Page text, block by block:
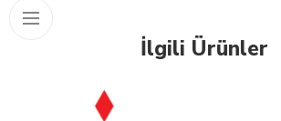
İlgili Ürünler